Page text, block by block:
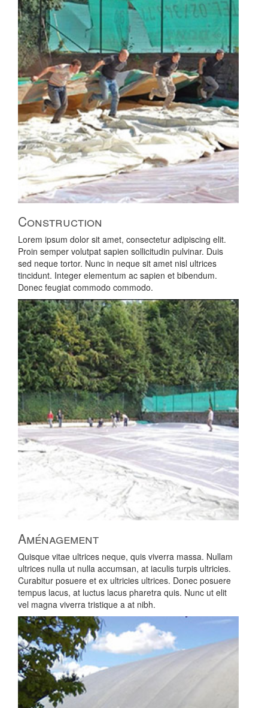
Construction
Lorem ipsum dolor sit amet, consectetur adipiscing elit.
Proin semper volutpat sapien sollicitudin pulvinar. Duis
sed neque tortor. Nunc in neque sit amet nisl ultrices
tincidunt. Integer elementum ac sapien et bibendum.
Donec feugiat commodo commodo.
Aménagement
Quisque vitae ultrices neque, quis viverra massa. Nullam
ultrices nulla ut nulla accumsan, at iaculis turpis ultricies.
Curabitur posuere et ex ultricies ultrices. Donec posuere
tempus lacus, at luctus lacus pharetra quis. Nunc ut elit
vel magna viverra tristique a at nibh.